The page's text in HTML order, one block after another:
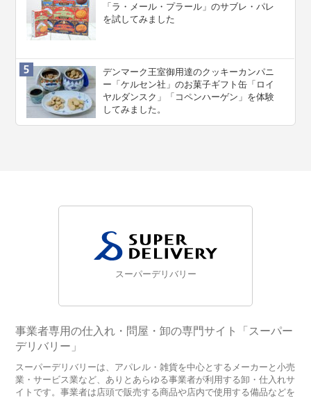
「ラ・メール・プラール」のサブレ・パレ
を試してみました
デンマーク王室御用達のクッキーカンパニ
ー「ケルセン社」のお菓子ギフト缶「ロイ
ヤルダンスク」「コペンハーゲン」を体験
してみました。
スーパーデリバリー
事業者専用の仕入れ・問屋・卸の専門サイト「スーパー
デリバリー」
スーパーデリバリーは、アパレル・雑貨を中心とするメーカーと小売
業・サービス業など、ありとあらゆる事業者が利用する卸・仕入れサ
イトです。事業者は店頭で販売する商品や店内で使用する備品などを